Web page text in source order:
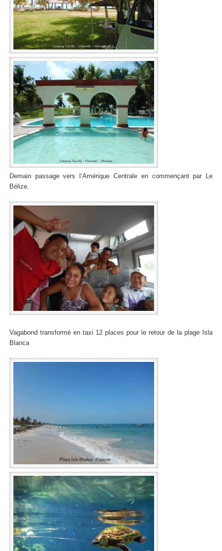
Demain passage vers l’Amérique Centrale en commençant par Le
Bélize.
Vagabond transformé en taxi 12 places pour le retour de la plage Isla
Blanca